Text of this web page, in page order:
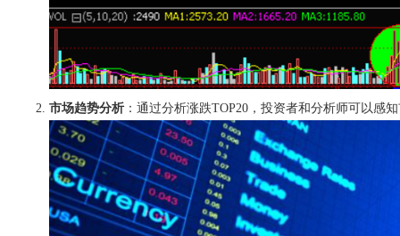
市场趋势分析 ：通过分析涨跌TOP20，投资者和分析师可以感